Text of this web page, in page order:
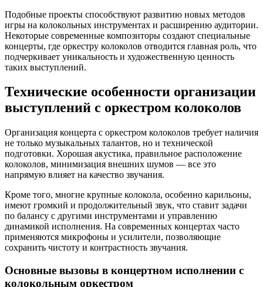
Подобные проекты способствуют развитию новых методов
игры на колокольных инструментах и расширению аудитории.
Некоторые современные композиторы создают специальные
концерты, где оркестру колоколов отводится главная роль, что
подчеркивает уникальность и художественную ценность
таких выступлений.
Технические особенности организации
выступлений с оркестром колоколов
Организация концерта с оркестром колоколов требует наличия
не только музыкальных талантов, но и технической
подготовки. Хорошая акустика, правильное расположение
колоколов, минимизация внешних шумов — все это
напрямую влияет на качество звучания.
Кроме того, многие крупные колокола, особенно карильоны,
имеют громкий и продолжительный звук, что ставит задачи
по балансу с другими инструментами и управлению
динамикой исполнения. На современных концертах часто
применяются микрофоны и усилители, позволяющие
сохранить чистоту и контрастность звучания.
Основные вызовы в концертном исполнении с
колокольным оркестром